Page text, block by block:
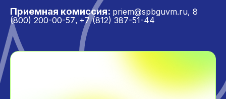
Приемная комиссия: priem@spbguvm.ru, 8
(800) 200-00-57, +7 (812) 387-51-44